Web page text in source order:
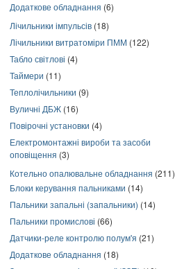
Додаткове обладнання (6)
Лічильники імпульсів (18)
Лічильники витратоміри ПММ (122)
Табло світлові (4)
Таймери (11)
Теплолічильники (9)
Вуличні ДБЖ (16)
Повірочні установки (4)
Електромонтажні вироби та засоби
оповіщення (3)
Котельно опалювальне обладнання (211)
Блоки керування пальниками (14)
Пальники запальні (запальники) (14)
Пальники промислові (66)
Датчики-реле контролю полум'я (21)
Додаткове обладнання (18)